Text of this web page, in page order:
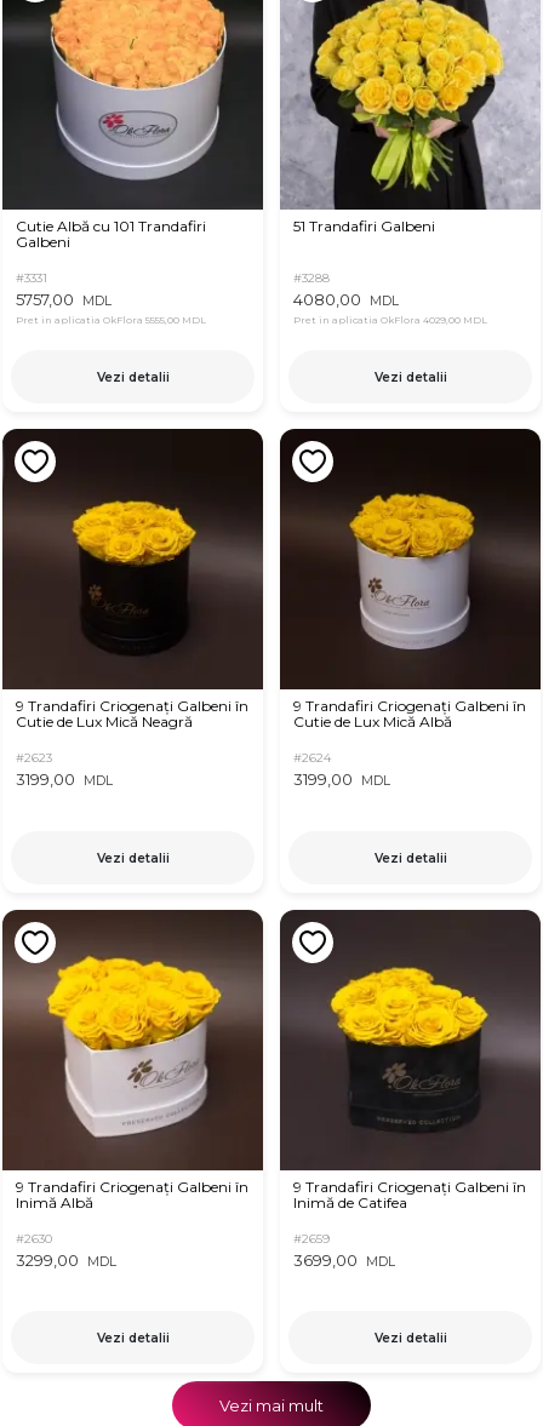
Cutie Albă cu 101 Trandafiri
Galbeni
#3331
5757,00 MDL
Pret in aplicatia OkFlora 5555,00 MDL
Vezi detalii
51 Trandafiri Galbeni
#3288
4080,00 MDL
Pret in aplicatia OkFlora 4029,00 MDL
Vezi detalii
9 Trandafiri Criogenați Galbeni în
Cutie de Lux Mică Neagră
#2623
3199,00 MDL
Vezi detalii
9 Trandafiri Criogenați Galbeni în
Cutie de Lux Mică Albă
#2624
3199,00 MDL
Vezi detalii
9 Trandafiri Criogenați Galbeni în
Inimă Albă
#2630
3299,00 MDL
Vezi detalii
9 Trandafiri Criogenați Galbeni în
Inimă de Catifea
#2659
3699,00 MDL
Vezi detalii
Vezi mai mult